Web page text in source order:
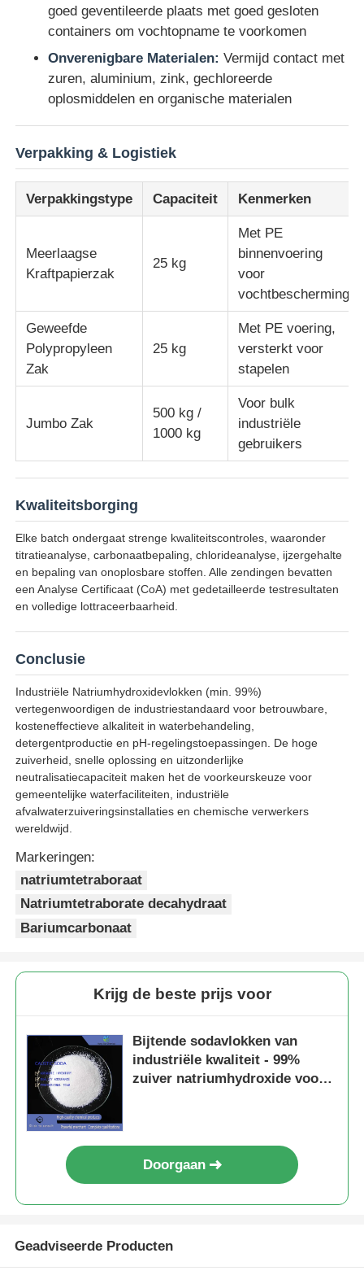
goed geventileerde plaats met goed gesloten
containers om vochtopname te voorkomen
Onverenigbare Materialen: Vermijd contact met
zuren, aluminium, zink, gechloreerde
oplosmiddelen en organische materialen
Verpakking & Logistiek
Verpakkingstype Capaciteit Kenmerken
Meerlaagse
Kraftpapierzak
25 kg
Met PE
binnenvoering
voor
vochtbescherming
Geweefde
Polypropyleen
Zak
25 kg
Met PE voering,
versterkt voor
stapelen
Jumbo Zak
500 kg /
1000 kg
Voor bulk
industriële
gebruikers
Kwaliteitsborging
Elke batch ondergaat strenge kwaliteitscontroles, waaronder
titratieanalyse, carbonaatbepaling, chlorideanalyse, ijzergehalte
en bepaling van onoplosbare stoffen. Alle zendingen bevatten
een Analyse Certificaat (CoA) met gedetailleerde testresultaten
en volledige lottraceerbaarheid.
Conclusie
Industriële Natriumhydroxidevlokken (min. 99%)
vertegenwoordigen de industriestandaard voor betrouwbare,
kosteneffectieve alkaliteit in waterbehandeling,
detergentproductie en pH-regelingstoepassingen. De hoge
zuiverheid, snelle oplossing en uitzonderlijke
neutralisatiecapaciteit maken het de voorkeurskeuze voor
gemeentelijke waterfaciliteiten, industriële
afvalwaterzuiveringsinstallaties en chemische verwerkers
wereldwijd.
Markeringen:
natriumtetraboraat
Natriumtetraborate decahydraat
Bariumcarbonaat
Krijg de beste prijs voor
Bijtende sodavlokken van
industriële kwaliteit - 99%
zuiver natriumhydroxide voor
Doorgaan
Geadviseerde Producten